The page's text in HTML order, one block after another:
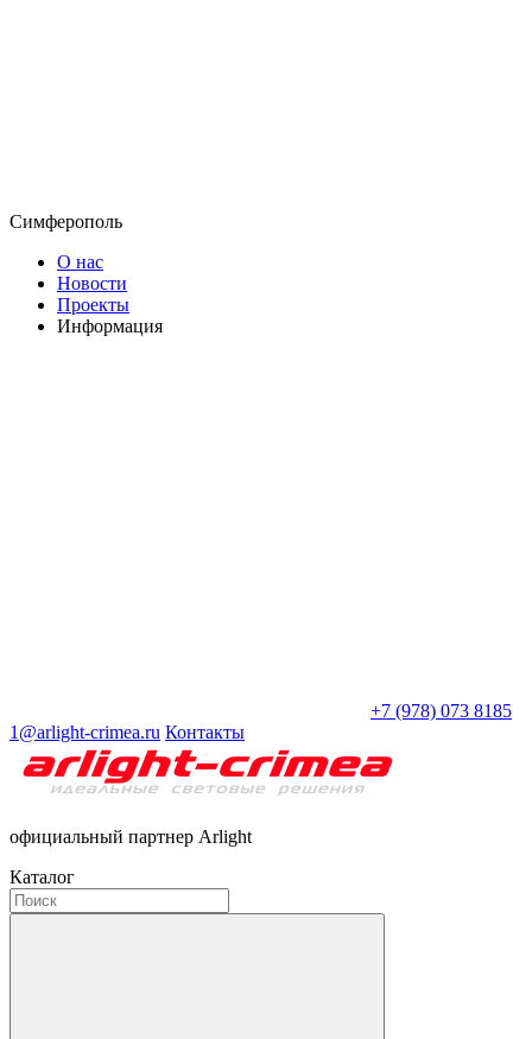
Симферополь
О нас
Новости
Проекты
Информация
+7 (978) 073 8185
1@arlight-crimea.ru Контакты
официальный партнер Arlight
Каталог